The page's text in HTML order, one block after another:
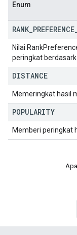
Enum
RANK PREFERENCE
Nilai
peringkat
DISTANCE
Memeringkat hasil
POPULARITY
Memberi peringkat